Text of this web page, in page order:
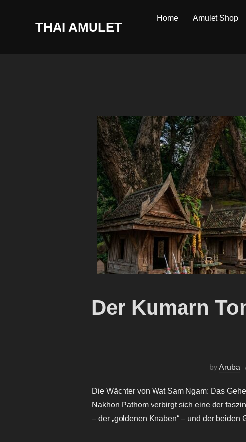
THAI AMULET
Home Amulet Shop
Der Kumarn
byAruba
Die Wächter von Wat Sam Ngam: Das
Nakhon Pathom verbirgt sich eine der
– der „goldenen Knaben“ – und der